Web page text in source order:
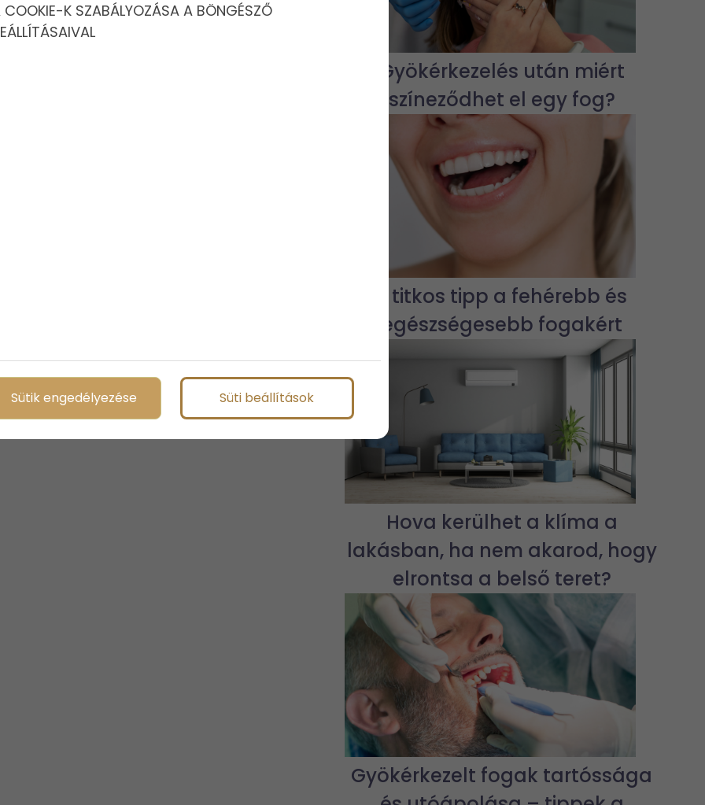
Gyökérkezelés után miért
színeződhet el egy fog?
7 titkos tipp a fehérebb és
egészségesebb fogakért
Hova kerülhet a klíma a
lakásban, ha nem akarod, hogy
elrontsa a belső teret?
Gyökérkezelt fogak tartóssága
COOKIE-K SZABÁLYOZÁSA A BÖNGÉSZŐ
Sütik engedélyezése Süti beállítások